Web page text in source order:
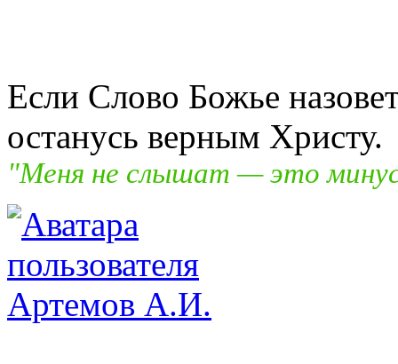
Если Слово Божье
останусь верным Христу.
"Меня не слышат — это
Артемов А.И.